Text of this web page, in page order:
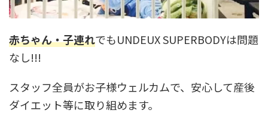
赤ちゃん・子連れでもUNDEUX SUPERBODYは問題
なし!!!
スタッフ全員がお子様ウェルカムで、安心して産後
ダイエット等に取り組めます。